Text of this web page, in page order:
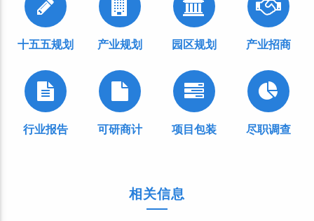
十五五规划 产业规划 园区规划 产业招商
行业报告 可研商计 项目包装 尽职调查
相关信息